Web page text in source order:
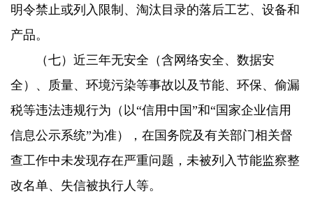
明令禁止或列入限制、淘汰目录的落后工艺、设备和
产品。
（七）近三年无安全（含网络安全、数据安
全）、质量、环境污染等事故以及节能、环保、偷漏
税等违法违规行为（以“信用中国”和“国家企业信用
信息公示系统”为准），在国务院及有关部门相关督
查工作中未发现存在严重问题，未被列入节能监察整
改名单、失信被执行人等。